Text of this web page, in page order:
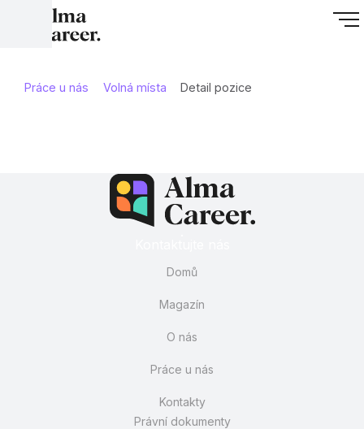
Práce u nás Volná místa Detail pozice
Domů
Magazín
O nás
Práce u nás
Kontakty
Právní dokumenty